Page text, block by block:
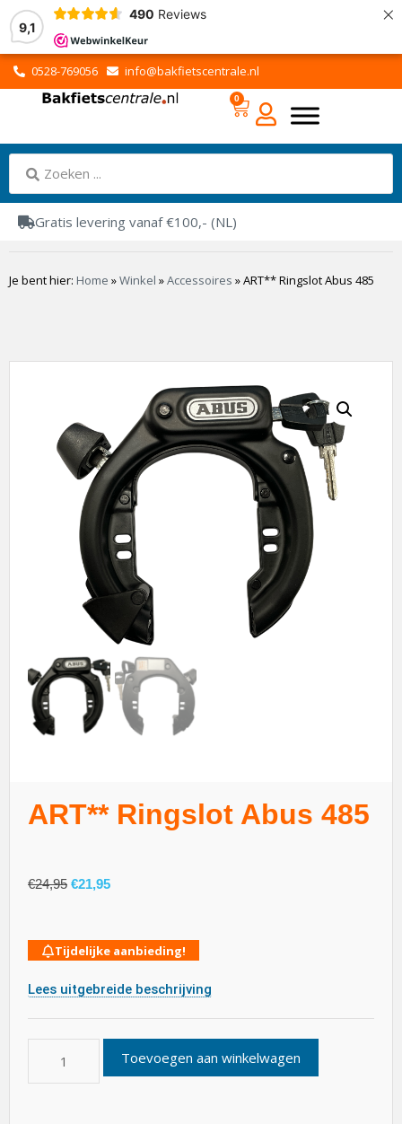
9,1
490 Reviews ×
0528-769056 info@bakfietscentrale.nl
0
Gratis levering vanaf €100,- (NL)
Je bent hier: Home »Winkel »Accessoires »ART** Ringslot Abus 485
ART** Ringslot Abus 485
€24,95 €21,95
Tijdelijke aanbieding!
Lees uitgebreide beschrijving
Toevoegen aan winkelwagen